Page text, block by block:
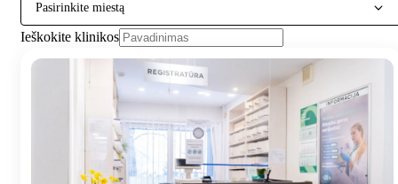
Pasirinkite miestą
Ieškokite klinikos